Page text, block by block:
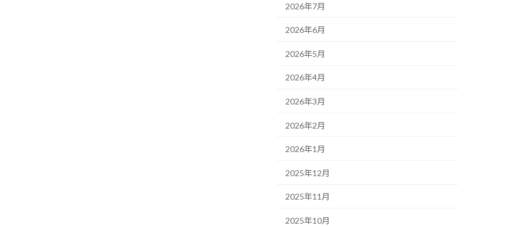
2026年7月
2026年6月
2026年5月
2026年4月
2026年3月
2026年2月
2026年1月
2025年12月
2025年11月
2025年10月